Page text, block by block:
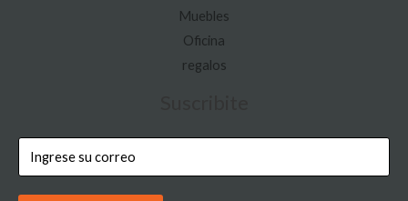
Muebles
Oficina
regalos